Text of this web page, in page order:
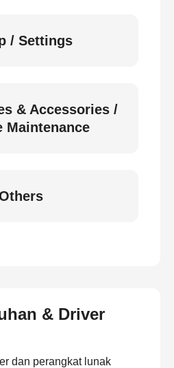
/ Settings
& Accessories /
Maintenance
& Driver
dan perangkat lunak